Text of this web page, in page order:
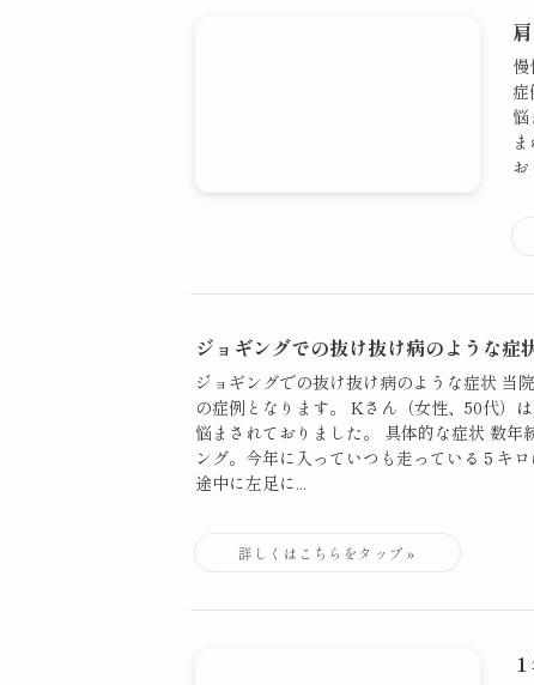
悩
お
ジョギングでの抜け抜け病のような症
ジョギングでの抜け抜け病のような症状 当
の症例となります。 Kさん（女性、50代）
悩まされておりました。 具体的な症状 数年
ング。今年に入っていつも走っている５キ
途中に左足に...